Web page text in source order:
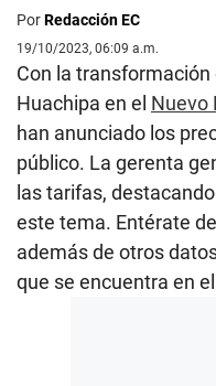
PorRedacción EC
19/10/2023, 06:09 a.m.
Con la
Huachipa en el Nuevo
han anunciado los
público. La gerenta
las tarifas,
este tema. Entérate
además de otros
que se encuentra en